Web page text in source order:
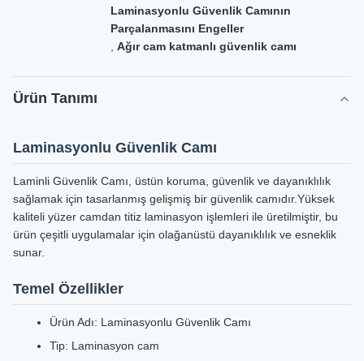
Laminasyonlu Güvenlik Camının
Parçalanmasını Engeller
Ağır cam katmanlı güvenlik camı
Ürün Tanımı
Laminasyonlu Güvenlik Camı
Laminli Güvenlik Camı, üstün koruma, güvenlik ve dayanıklılık
sağlamak için tasarlanmış gelişmiş bir güvenlik camıdır.Yüksek
kaliteli yüzer camdan titiz laminasyon işlemleri ile üretilmiştir, bu
ürün çeşitli uygulamalar için olağanüstü dayanıklılık ve esneklik
sunar.
Temel Özellikler
Ürün Adı: Laminasyonlu Güvenlik Camı
Tip: Laminasyon cam